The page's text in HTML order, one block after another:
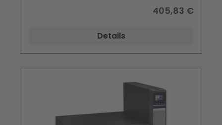
405,83 €
Details